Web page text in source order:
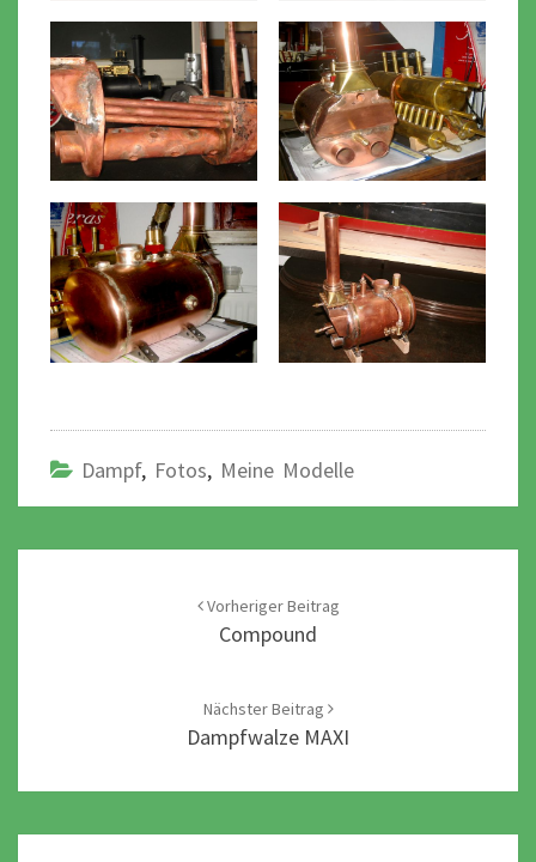
Dampf, Fotos, Meine Modelle
Vorheriger Beitrag
Compound
Nächster Beitrag
Dampfwalze MAXI